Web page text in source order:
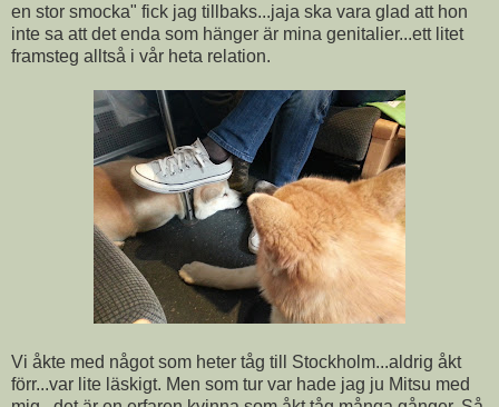
en stor smocka" fick jag tillbaks...jaja ska vara glad att hon
inte sa att det enda som hänger är mina genitalier...ett litet
framsteg alltså i vår heta relation.
Vi åkte med något som heter tåg till Stockholm...aldrig åkt
förr...var lite läskigt. Men som tur var hade jag ju Mitsu med